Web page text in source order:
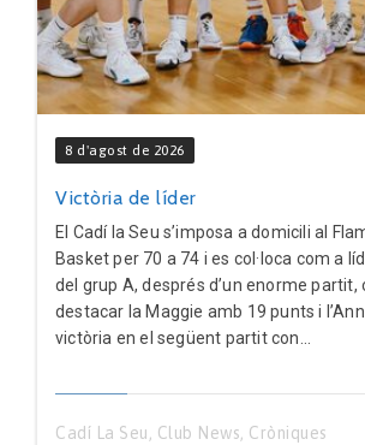
8 d'agost de 2026
Victòria de líder
El Cadí la Seu s’imposa a domicili al
Basket per 70 a 74 i es col·loca com a
del grup A, després d’un enorme partit,
destacar la Maggie amb 19 punts i
victòria en el següent partit con...
Cadí La Seu, Club News, Cròniques